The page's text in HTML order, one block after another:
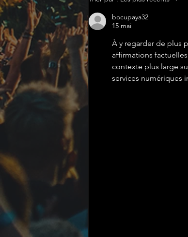
bocupaya32
15 mai
À y regarder de plus
affirmations
contexte plus large
services numériques